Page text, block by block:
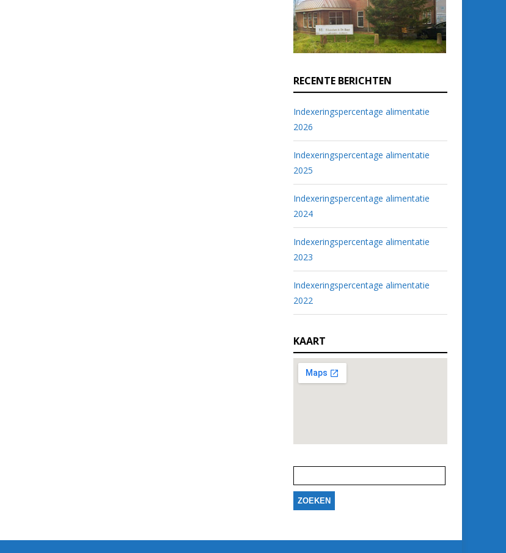
RECENTE BERICHTEN
Indexeringspercentage alimentatie
2026
Indexeringspercentage alimentatie
2025
Indexeringspercentage alimentatie
2024
Indexeringspercentage alimentatie
2023
Indexeringspercentage alimentatie
2022
KAART
naar: